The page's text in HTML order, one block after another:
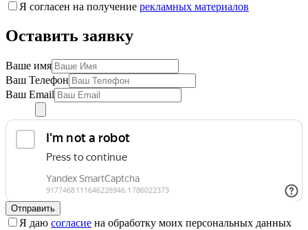
Я согласен на получение рекламных материалов
Оставить заявку
Ваше имя
Ваш Телефон
Ваш Email
Отправить
Я даю согласие на обработку моих персональных данных